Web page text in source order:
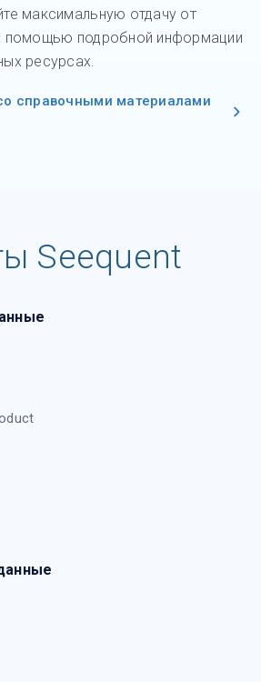
максимальную отдачу от
помощью подробной информации
ресурсах.
справочными материалами
Seequent